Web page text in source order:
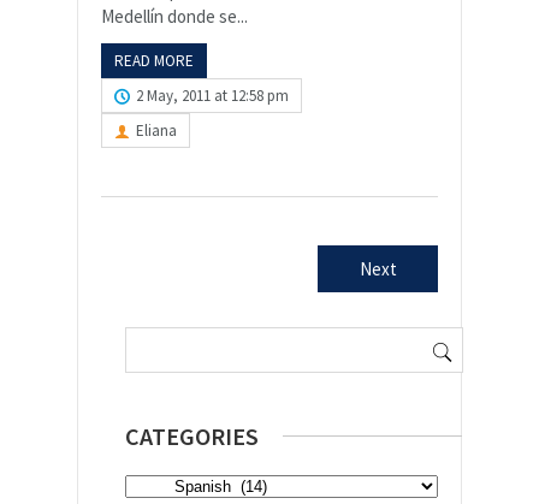
Medellín donde se...
READ MORE
2 May, 2011 at 12:58 pm
Eliana
Next
Search
CATEGORIES
Categories